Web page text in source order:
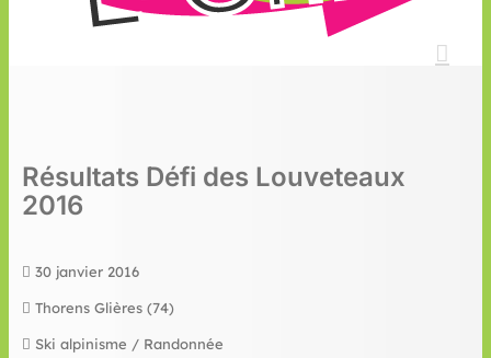
Résultats Défi des Louveteaux
2016
30 janvier 2016
Thorens Glières (74)
Ski alpinisme / Randonnée